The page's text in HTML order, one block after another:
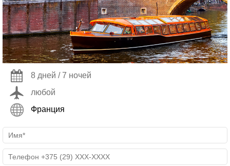
8 дней / 7 ночей
любой
Франция